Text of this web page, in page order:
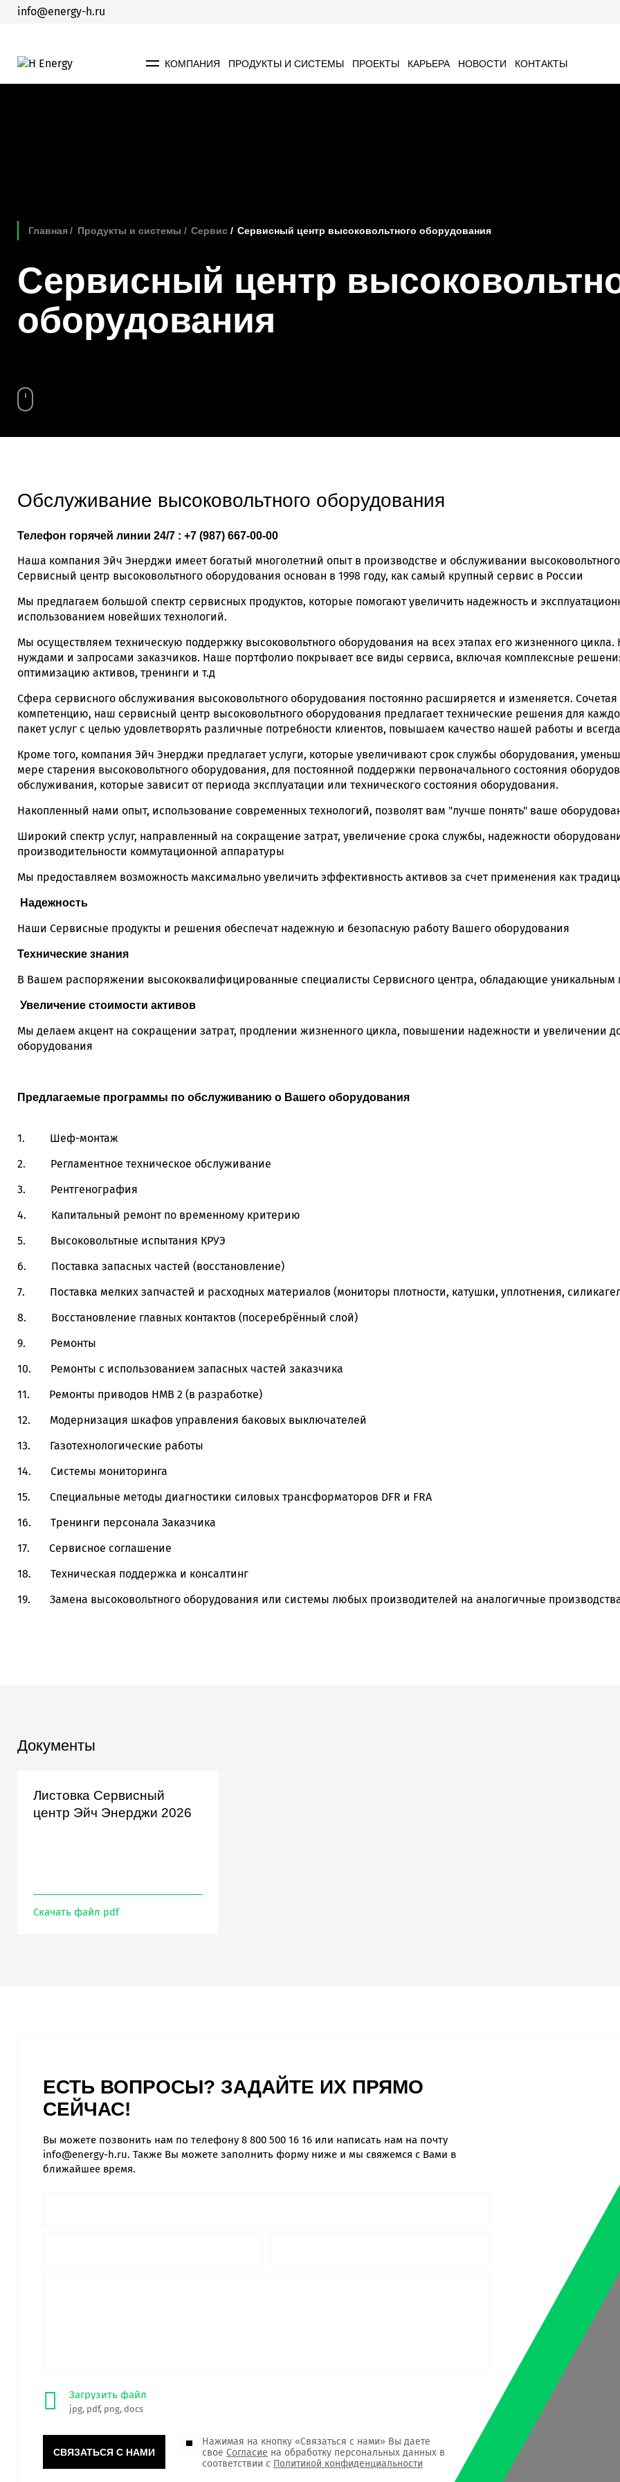
info@energy-h.ru
КОМПАНИЯ ПРОДУКТЫ И СИСТЕМЫ ПРОЕКТЫ КАРЬЕРА НОВОСТИ КОНТАКТЫ
Главная Продукты и системы Сервис Сервисный центр высоковольтного оборудования
Сервисный центр
оборудования
Обслуживание высоковольтного оборудования
Телефон горячей линии 24/7 : +7 (987) 667-00-00
Наша компания Эйч Энерджи имеет богатый многолетний опыт в производстве и обслуживании
Сервисный центр высоковольтного оборудования основан в 1998 году, как самый крупный сервис в России
Мы предлагаем большой спектр сервисных продуктов, которые помогают увеличить надежность и
использованием новейших технологий.
Мы осуществляем техническую поддержку высоковольтного оборудования на всех этапах его жизненного
нуждами и запросами заказчиков. Наше портфолио покрывает все виды сервиса, включая комплексные
оптимизацию активов, тренинги и т.д
Сфера сервисного обслуживания высоковольтного оборудования постоянно расширяется и изменяется.
компетенцию, наш сервисный центр высоковольтного оборудования предлагает технические решения для
пакет услуг с целью удовлетворять различные потребности клиентов, повышаем качество нашей работы и
Кроме того, компания Эйч Энерджи предлагает услуги, которые увеличивают срок службы оборудования,
мере старения высоковольтного оборудования, для постоянной поддержки первоначального состояния
обслуживания, которые зависит от периода эксплуатации или технического состояния оборудования.
Накопленный нами опыт, использование современных технологий, позволят вам "лучше понять" ваше
Широкий спектр услуг, направленный на сокращение затрат, увеличение срока службы, надежности
производительности коммутационной аппаратуры
Мы предоставляем возможность максимально увеличить эффективность активов за счет применения как
Надежность
Наши Сервисные продукты и решения обеспечат надежную и безопасную работу Вашего оборудования
Технические знания
В Вашем распоряжении высококвалифицированные специалисты Сервисного центра, обладающие
Увеличение стоимости активов
Мы делаем акцент на сокращении затрат, продлении жизненного цикла, повышении надежности и увеличении
оборудования
Предлагаемые программы по обслуживанию о Вашего оборудования
1. Шеф-монтаж
2. Регламентное техническое обслуживание
3. Рентгенография
4. Капитальный ремонт по временному критерию
5. Высоковольтные испытания КРУЭ
6. Поставка запасных частей (восстановление)
7. Поставка мелких запчастей и расходных материалов (мониторы плотности, катушки, уплотнения,
8. Восстановление главных контактов (посеребрённый слой)
9. Ремонты
10. Ремонты с использованием запасных частей заказчика
11. Ремонты приводов HMB 2 (в разработке)
12. Модернизация шкафов управления баковых выключателей
13. Газотехнологические работы
14. Системы мониторинга
15. Специальные методы диагностики силовых трансформаторов DFR и FRA
16. Тренинги персонала Заказчика
17. Сервисное соглашение
18. Техническая поддержка и консалтинг
19. Замена высоковольтного оборудования или системы любых производителей на аналогичные
Документы
Листовка Сервисный
центр Эйч Энерджи 2026
Скачать файл pdf
ЕСТЬ ВОПРОСЫ? ЗАДАЙТЕ ИХ ПРЯМО
СЕЙЧАС!
Вы можете позвонить нам по телефону8 800 500 16 16 или написать нам на почту
info@energy-h.ru. Также Вы можете заполнить форму ниже и мы свяжемся с Вами в
ближайшее время.
Загрузить файл
jpg, pdf, png, docs
Нажимая на кнопку «Связаться с нами» Вы даете
свое Согласие на обработку персональных данных в
соответствии с Политикой конфиденциальности